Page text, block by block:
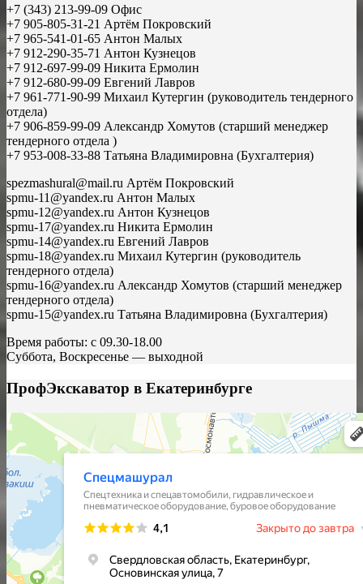
+7 (343) 213-99-09 Офис
+7 905-805-31-21 Артём Покровский
+7 965-541-01-65 Антон Малых
+7 912-290-35-71 Антон Кузнецов
+7 912-697-99-09 Никита Ермолин
+7 912-680-99-09 Евгений Лавров
+7 961-771-90-99 Михаил Кутергин (руководитель тендерного
отдела)
+7 906-859-99-09 Александр Хомутов (старший менеджер
тендерного отдела )
+7 953-008-33-88 Татьяна Владимировна (Бухгалтерия)
spezmashural@mail.ru Артём Покровский
spmu-11@yandex.ru Антон Малых
spmu-12@yandex.ru Антон Кузнецов
spmu-17@yandex.ru Никита Ермолин
spmu-14@yandex.ru Евгений Лавров
spmu-18@yandex.ru Михаил Кутергин (руководитель
тендерного отдела)
spmu-16@yandex.ru Александр Хомутов (старший менеджер
тендерного отдела)
spmu-15@yandex.ru Татьяна Владимировна (Бухгалтерия)
Время работы: с 09.30-18.00
Суббота, Воскресенье — выходной
ПрофЭкскаватор в Екатеринбурге